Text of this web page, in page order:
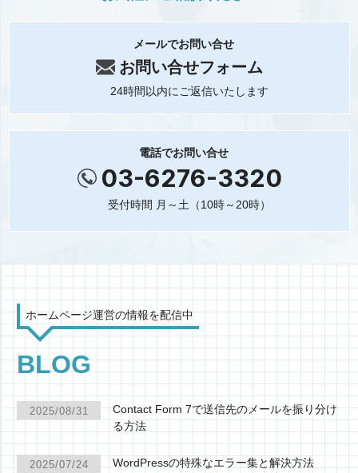
メールでお問い合せ
お問い合せフォーム
24時間以内にご返信いたします
電話でお問い合せ
03-6276-3320
受付時間 月～土（10時～20時）
ホームページ運営の情報を配信中
BLOG
2025/08/31
Contact Form 7で送信先のメールを振り分け
る方法
2025/07/24 WordPressの特殊なエラー集と解決方法